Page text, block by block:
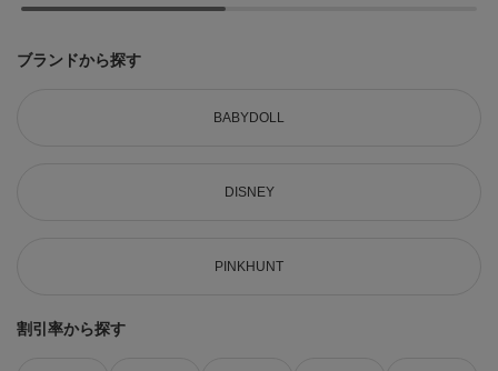
ブランドから探す
BABYDOLL
DISNEY
PINKHUNT
割引率から探す